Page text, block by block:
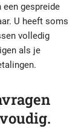
gespreide
U heeft soms
volledig
als je